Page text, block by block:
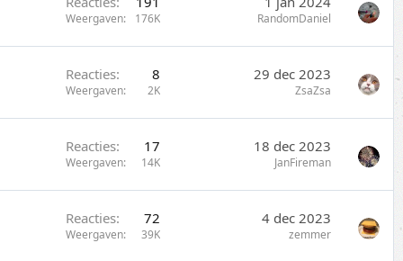
Weergaven 176K RandomDaniel
Reacties 8
Weergaven 2K
29 dec 2023
ZsaZsa
Reacties 17
Weergaven 14K
18 dec 2023
JanFireman
Reacties 72
Weergaven 39K
4 dec 2023
zemmer